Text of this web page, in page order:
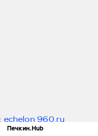
Печкин.Hub
echelon 960.ru